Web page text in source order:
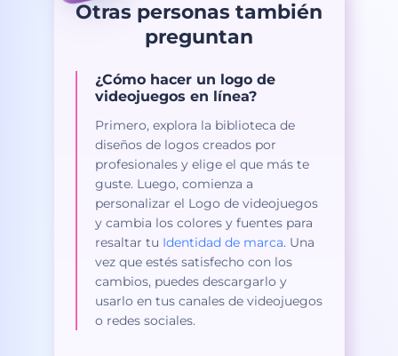
Otras personas también
preguntan
¿Cómo hacer un logo de
videojuegos en línea?
Primero, explora la biblioteca de
diseños de logos creados por
profesionales y elige el que más te
guste. Luego, comienza a
personalizar el Logo de videojuegos
y cambia los colores y fuentes para
resaltar tu Identidad de marca. Una
vez que estés satisfecho con los
cambios, puedes descargarlo y
usarlo en tus canales de videojuegos
o redes sociales.